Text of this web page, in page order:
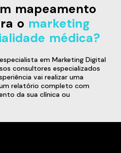
mapeamento
o marketing
médica?
em Marketing Digital
consultores especializados
vai realizar uma
relatório completo com
da sua clínica ou